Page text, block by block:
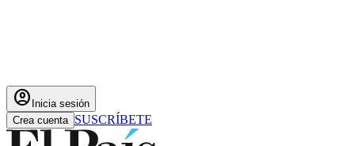
account_circle Inicia sesión
Crea cuenta SUSCRÍBETE